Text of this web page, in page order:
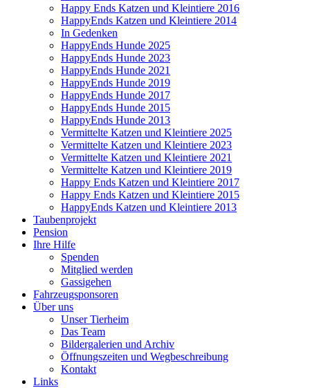
Happy Ends Katzen und Kleintiere 2016
HappyEnds Katzen und Kleintiere 2014
In Gedenken
HappyEnds Hunde 2025
HappyEnds Hunde 2023
HappyEnds Hunde 2021
HappyEnds Hunde 2019
HappyEnds Hunde 2017
HappyEnds Hunde 2015
HappyEnds Hunde 2013
Vermittelte Katzen und Kleintiere 2025
Vermittelte Katzen und Kleintiere 2023
Vermittelte Katzen und Kleintiere 2021
Vermittelte Katzen und Kleintiere 2019
Happy Ends Katzen und Kleintiere 2017
Happy Ends Katzen und Kleintiere 2015
HappyEnds Katzen und Kleintiere 2013
Taubenprojekt
Pension
Ihre Hilfe
Spenden
Mitglied werden
Gassigehen
Fahrzeugsponsoren
Über uns
Unser Tierheim
Das Team
Bildergalerien und Archiv
Öffnungszeiten und Wegbeschreibung
Kontakt
Links